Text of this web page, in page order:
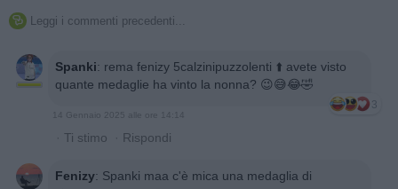
 Leggi i commenti precedenti...
Spanki: rema fenizy 5calzinipuzzolenti ⬆️ avete visto
quante medaglie ha vinto la nonna? 😉😅😂🤣
3
14 Gennaio 2025 alle ore 14:14
· Ti stimo · Rispondi
Fenizy: Spanki maa c'è mica una medaglia di